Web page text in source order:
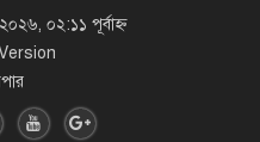
০২:১১ পূর্বাহ্ন